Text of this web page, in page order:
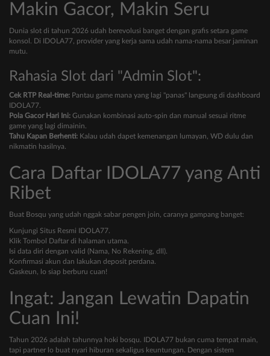
Makin Gacor, Makin Seru
Dunia slot di tahun 2026 udah berevolusi banget dengan grafis setara game
konsol. Di IDOLA77, provider yang kerja sama udah nama-nama besar jaminan
mutu.
Rahasia Slot dari "Admin Slot":
Cek RTP Real-time: Pantau game mana yang lagi "panas" langsung di dashboard
IDOLA77.
Pola Gacor Hari Ini: Gunakan kombinasi auto-spin dan manual sesuai ritme
game yang lagi dimainin.
Tahu Kapan Berhenti: Kalau udah dapet kemenangan lumayan, WD dulu dan
nikmatin hasilnya.
Cara Daftar IDOLA77 yang Anti
Ribet
Buat Bosqu yang udah nggak sabar pengen join, caranya gampang banget:
Kunjungi Situs Resmi IDOLA77.
Klik Tombol Daftar di halaman utama.
Isi data diri dengan valid (Nama, No Rekening, dll).
Konfirmasi akun dan lakukan deposit perdana.
Gaskeun, lo siap berburu cuan!
Ingat: Jangan Lewatin Dapatin
Cuan Ini!
Tahun 2026 adalah tahunnya hoki bosqu. IDOLA77 bukan cuma tempat main,
tapi partner lo buat nyari hiburan sekaligus keuntungan. Dengan sistem